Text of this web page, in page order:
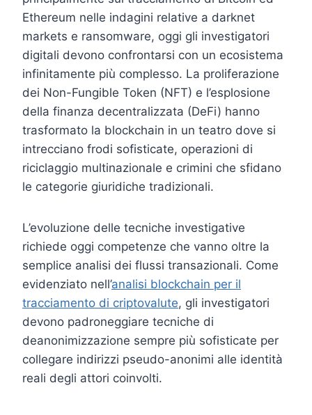
Ethereum nelle indagini relative a darknet
markets e ransomware, oggi gli investigatori
digitali devono confrontarsi con un ecosistema
infinitamente più complesso. La proliferazione
dei Non-Fungible Token (NFT) e l’esplosione
della finanza decentralizzata (DeFi) hanno
trasformato la blockchain in un teatro dove si
intrecciano frodi sofisticate, operazioni di
riciclaggio multinazionale e crimini che sfidano
le categorie giuridiche tradizionali.
L’evoluzione delle tecniche investigative
richiede oggi competenze che vanno oltre la
semplice analisi dei flussi transazionali. Come
evidenziato nell’analisi blockchain per il
tracciamento di criptovalute, gli investigatori
devono padroneggiare tecniche di
deanonimizzazione sempre più sofisticate per
collegare indirizzi pseudo-anonimi alle identità
reali degli attori coinvolti.